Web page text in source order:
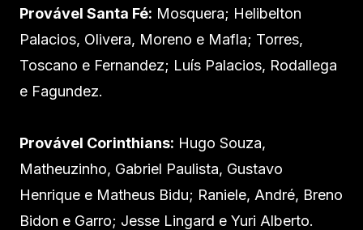
Provável Santa Fé: Mosquera; Helibelton
Palacios, Olivera, Moreno e Mafla; Torres,
Toscano e Fernandez; Luís Palacios, Rodallega
e Fagundez.
Provável Corinthians: Hugo Souza,
Matheuzinho, Gabriel Paulista, Gustavo
Henrique e Matheus Bidu; Raniele, André, Breno
Bidon e Garro; Jesse Lingard e Yuri Alberto.